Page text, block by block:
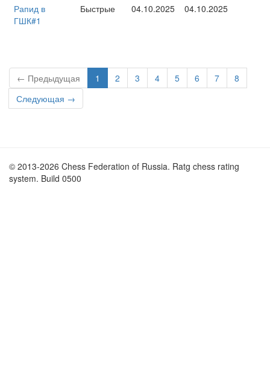
Рапид в
ГШК#1
Быстрые 04.10.2025 04.10.2025
← Предыдущая 1 2 3 4 5 6 7
8
Следующая →
© 2013-2026 Chess Federation of Russia. Ratg chess rating
system. Build 0500